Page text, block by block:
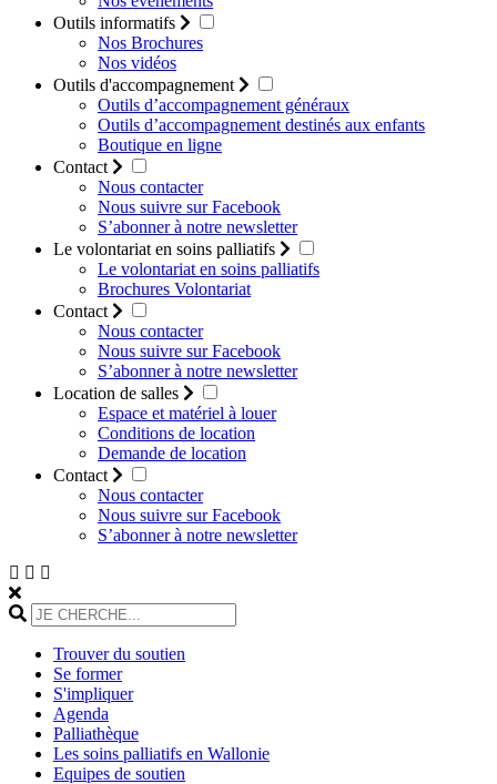
Outils informatifs
Nos Brochures
Nos vidéos
Outils d'accompagnement
Outils d’accompagnement généraux
Outils d’accompagnement destinés aux enfants
Boutique en ligne
Contact
Nous contacter
Nous suivre sur Facebook
S’abonner à notre newsletter
Le volontariat en soins palliatifs
Le volontariat en soins palliatifs
Brochures Volontariat
Contact
Nous contacter
Nous suivre sur Facebook
S’abonner à notre newsletter
Location de salles
Espace et matériel à louer
Conditions de location
Demande de location
Contact
Nous contacter
Nous suivre sur Facebook
S’abonner à notre newsletter
Trouver du soutien
Se former
S'impliquer
Agenda
Palliathèque
Les soins palliatifs en Wallonie
Equipes de soutien